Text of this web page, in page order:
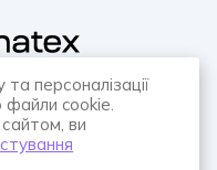
Власне виробництво.
персоналізації
файли cookie.
ви